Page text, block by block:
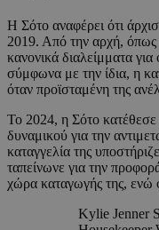
Η Σότο αναφέρει ότι
2019. Από την αρχή, όπως
κανονικά διαλείμματα
σύμφωνα με την ίδια, η
όταν προϊσταμένη της
Το 2024, η Σότο
δυναμικού για την
καταγγελία της
ταπείνωνε για την
χώρα καταγωγής της, ενώ
Kylie Jenner